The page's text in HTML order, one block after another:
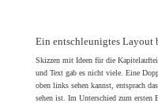
Ein entschleunigtes Layout
Skizzen mit Ideen für die
und Text gab es nicht viele. Eine
oben links sehen kannst, entsprach
sehen ist. Im Unterschied zum ersten